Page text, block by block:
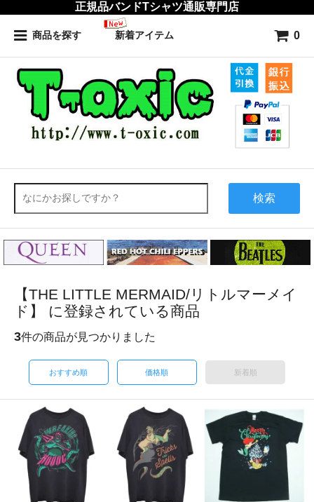
正規品バンドTシャツ通販専門店
商品を探す 新着アイテム 0
検索
【THE LITTLE MERMAID/リトルマーメイ
ド】 に登録されている商品
3件の商品が見つかりました
おすすめ順 価格順 新着順